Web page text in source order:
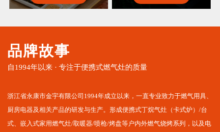
品牌故事
自1994年以来 · 专注于便携式燃气灶的质量
浙江省永康市金宇有限公司1994年成立以来，一直专业致力于燃气用具、
厨房电器及相关产品的研发与生产。形成便携式丁烷气灶（卡式炉）/台
式、嵌入式家用燃气灶/取暖器/喷枪/烤盘等户内外燃气烧烤系列，以及电